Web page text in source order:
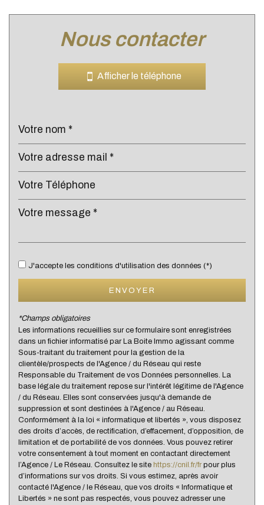
Leaflet |©JawgMaps|© OpenStreetMap
Lycée
Gare ferroviaire
statistiques
Nous n'avons pas pu déterminer de statistiques pour
cette ville
nous contacter
Afficher le téléphone
J'accepte les conditions d'utilisation des données (*)
ENVOYER
*Champs obligatoires
Les informations recueillies sur ce formulaire sont enregistrées
dans un fichier informatisé par La Boite Immo agissant comme
Sous-traitant du traitement pour la gestion de la
clientèle/prospects de l'Agence / du Réseau qui reste
Responsable du Traitement de vos Données personnelles. La
base légale du traitement repose sur l'intérêt légitime de l'Agence
/ du Réseau. Elles sont conservées jusqu'à demande de
suppression et sont destinées à l'Agence / au Réseau.
Conformément à la loi « informatique et libertés », vous disposez
des droits d’accès, de rectification, d’effacement, d’opposition, de
limitation et de portabilité de vos données. Vous pouvez retirer
votre consentement à tout moment en contactant directement
l’Agence / Le Réseau. Consultez le site https://cnil.fr/fr pour plus
d’informations sur vos droits. Si vous estimez, après avoir
contacté l'Agence / le Réseau, que vos droits « Informatique et
Libertés » ne sont pas respectés, vous pouvez adresser une